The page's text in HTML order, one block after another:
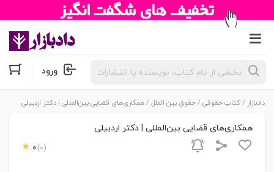
جستجوی
محصولات ورود
دادبازار /کتاب حقوقی /حقوق بین الملل / همکاری‌های قضایی بین‌المللی | دکتر اردبیلی
همکاری‌های قضایی بین‌المللی | دکتر اردبیلی
0 (0)